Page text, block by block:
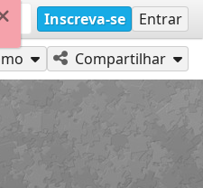
Inscreva-se Entrar
Compartilhar